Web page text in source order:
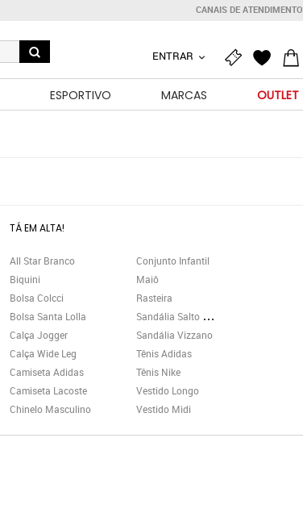
CANAIS DE ATENDIMENTO
ENTRAR
ESPORTIVO MARCAS OUTLET
TÁ EM ALTA!
All Star Branco
Biquini
Bolsa Colcci
Bolsa Santa Lolla
Calça Jogger
Calça Wide Leg
Camiseta Adidas
Camiseta Lacoste
Chinelo Masculino
Conjunto Infantil
Maiô
Rasteira
Sandália Salto Grosso
Sandália Vizzano
Tênis Adidas
Tênis Nike
Vestido Longo
Vestido Midi